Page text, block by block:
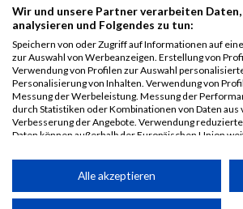
männlich
B2Run Aachen
Teamwertung
mixed
610 Andreas Wirt
Legende:
GPos = Geschlechter Position, KPos =
Team Position, DNS = Did not start, DNF = Did
Wir und unsere Partner verarbeiten
analysieren und Folgendes zu tun:
Speichern von oder Zugriff auf Informationen auf
zur Auswahl von Werbeanzeigen. Erstellung von
Verwendung von Profilen zur Auswahl
Personalisierung von Inhalten. Verwendung von
Messung der Werbeleistung. Messung der
durch Statistiken oder Kombinationen von Daten
Verbesserung der Angebote. Verwendung
Daten können außerhalb der Europäischen Union
Partnerliste anzeigen (1 IAB-Anbieter)
Alle akzeptieren